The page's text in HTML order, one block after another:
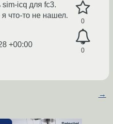
0
0
sim-icq для fc3.
что-то не нашел.
+00:00
→